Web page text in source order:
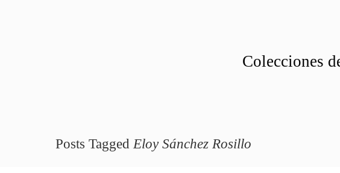
Colecciones
Posts Tagged Eloy Sánchez Rosillo